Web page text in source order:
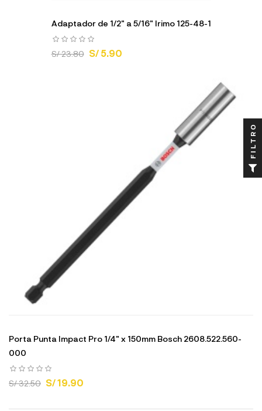
Adaptador de 1/2" a 5/16" Irimo 125-48-1
S/ 23.80 S/ 5.90
Porta Punta Impact Pro 1/4" x 150mm Bosch 2608.522.560-
000
S/ 32.50 S/ 19.90
FILTRO